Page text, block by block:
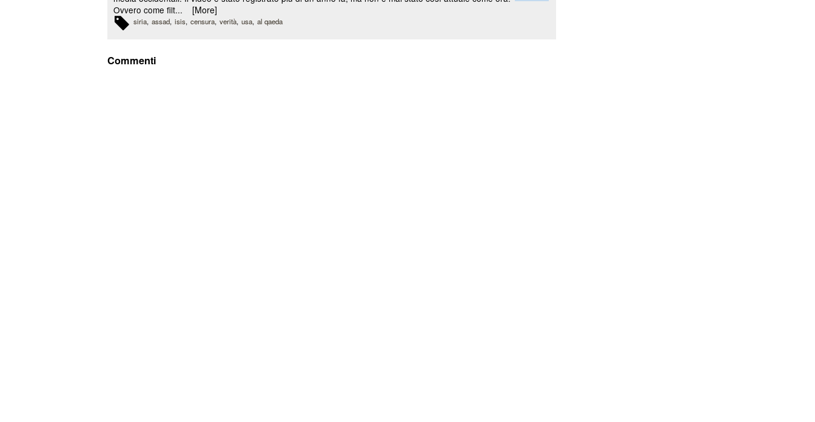
Ovvero come filt... [More]
siria assad isis censura verità usa al qaeda
Commenti